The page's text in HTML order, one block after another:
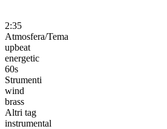
2:35
Atmosfera/Tema
upbeat
energetic
60s
Strumenti
wind
brass
Altri tag
instrumental